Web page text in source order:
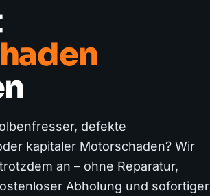
defekte
kapitaler Motorschaden? Wir
an – ohne Reparatur,
Abholung und sofortiger